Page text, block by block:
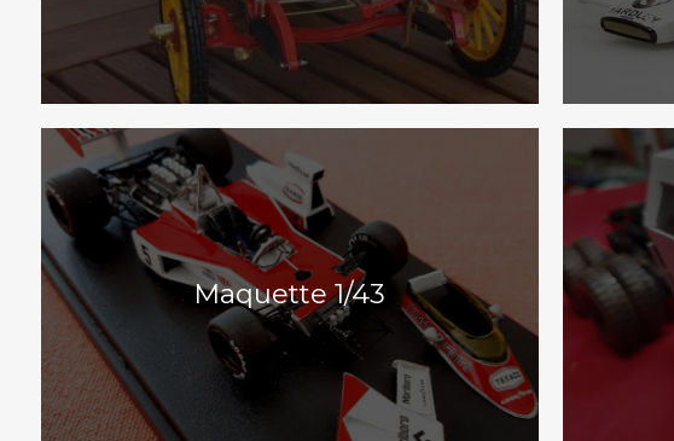
Maquette 1/43